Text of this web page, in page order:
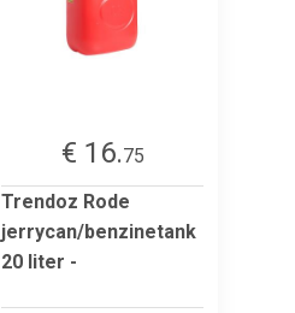
€ 16.75
Trendoz Rode
jerrycan/benzinetank
20 liter -